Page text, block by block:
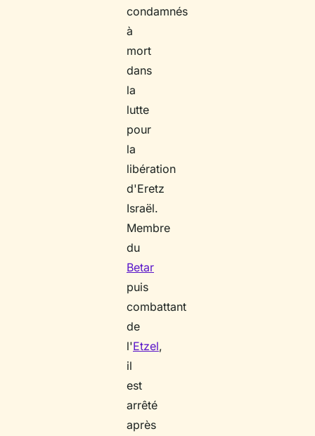
condamnés
à
mort
dans
la
lutte
pour
la
libération
d'Eretz
Israël.
Membre
du
Betar
puis
combattant
de
l'Etzel,
il
est
arrêté
après